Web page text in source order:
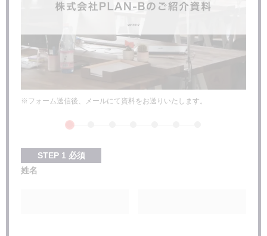
お互いの仕事を理解し助け合う感覚で働く
マーケティングの効果を最大化するために、営業担当者
との連携は不可欠
※フォーム送信後、メールにて資料をお送りいたします。
STEP 1 必須
姓名